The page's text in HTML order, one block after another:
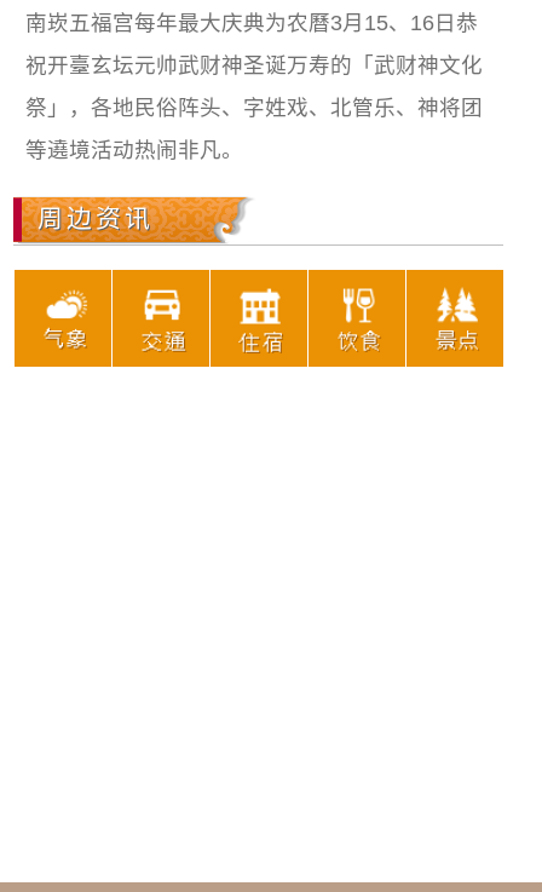
南崁五福宫每年最大庆典为农曆3月15、16日恭
祝开臺玄坛元帅武财神圣诞万寿的「武财神文化
祭」，各地民俗阵头、字姓戏、北管乐、神将团
等遶境活动热闹非凡。
周边资讯